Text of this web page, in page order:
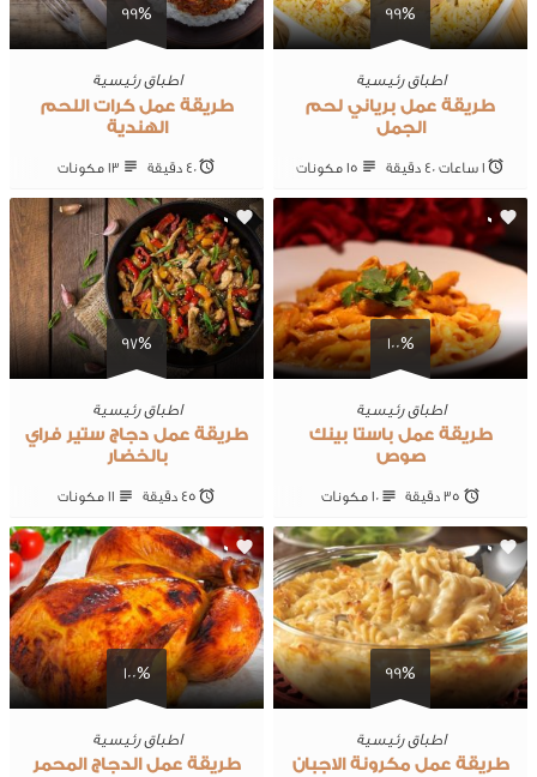
99%
اطباق رئيسية
طريقة عمل برياني لحم
الجمل
1 ساعات 40 ‎دقيقة 15 ‎مكونات
99%
اطباق رئيسية
طريقة عمل كرات اللحم
الهندية
40 ‎دقيقة 13 ‎مكونات
100%
0
اطباق رئيسية
طريقة عمل باستا بينك
صوص
35 ‎دقيقة 10 ‎مكونات
97%
0
اطباق رئيسية
طريقة عمل دجاج ستير فراي
بالخضار
45 ‎دقيقة 11 ‎مكونات
99%
0
اطباق رئيسية
طريقة عمل مكرونة الاجبان
100%
0
اطباق رئيسية
طريقة عمل الدجاج المحمر